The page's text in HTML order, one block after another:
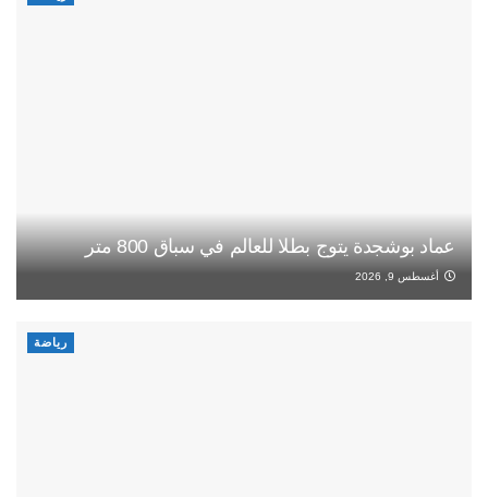
عماد بوشجدة يتوج بطلا للعالم في سباق 800 متر
أغسطس 9, 2026
رياضة